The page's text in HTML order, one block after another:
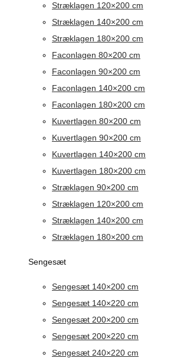
Stræklagen 120×200 cm
Stræklagen 140×200 cm
Stræklagen 180×200 cm
Faconlagen 80×200 cm
Faconlagen 90×200 cm
Faconlagen 140×200 cm
Faconlagen 180×200 cm
Kuvertlagen 80×200 cm
Kuvertlagen 90×200 cm
Kuvertlagen 140×200 cm
Kuvertlagen 180×200 cm
Stræklagen 90×200 cm
Stræklagen 120×200 cm
Stræklagen 140×200 cm
Stræklagen 180×200 cm
Sengesæt
Sengesæt 140×200 cm
Sengesæt 140×220 cm
Sengesæt 200×200 cm
Sengesæt 200×220 cm
Sengesæt 240×220 cm